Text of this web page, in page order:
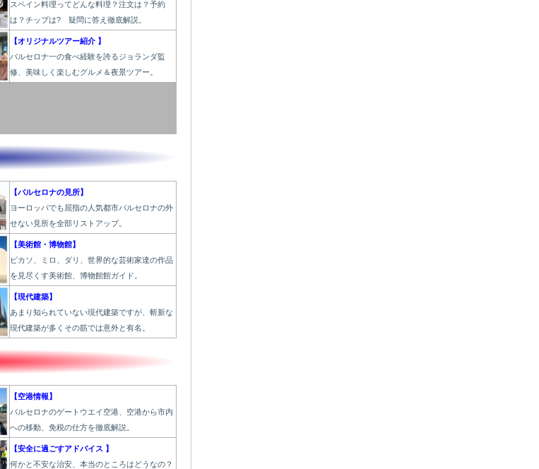
スペイン料理ってどんな料理？注文は？予約
は？チップは? 疑問に答え徹底解説。
【オリジナルツアー紹介 】
バルセロナ一の食べ経験を誇るジョランダ監
修、美味しく楽しむグルメ＆夜景ツアー。
【バルセロナの見所】
ヨーロッパでも屈指の人気都市バルセロナの外
せない見所を全部リストアップ。
【美術館・博物館】
ピカソ、ミロ、ダリ、世界的な芸術家達の作品
を見尽くす美術館、博物館館ガイド。
【現代建築】
あまり知られていない現代建築ですが、斬新な
現代建築が多くその筋では意外と有名。
【空港情報】
バルセロナのゲートウエイ空港、空港から市内
への移動、免税の仕方を徹底解説。
【安全に過ごすアドバイス 】
何かと不安な治安、本当のところはどうなの？